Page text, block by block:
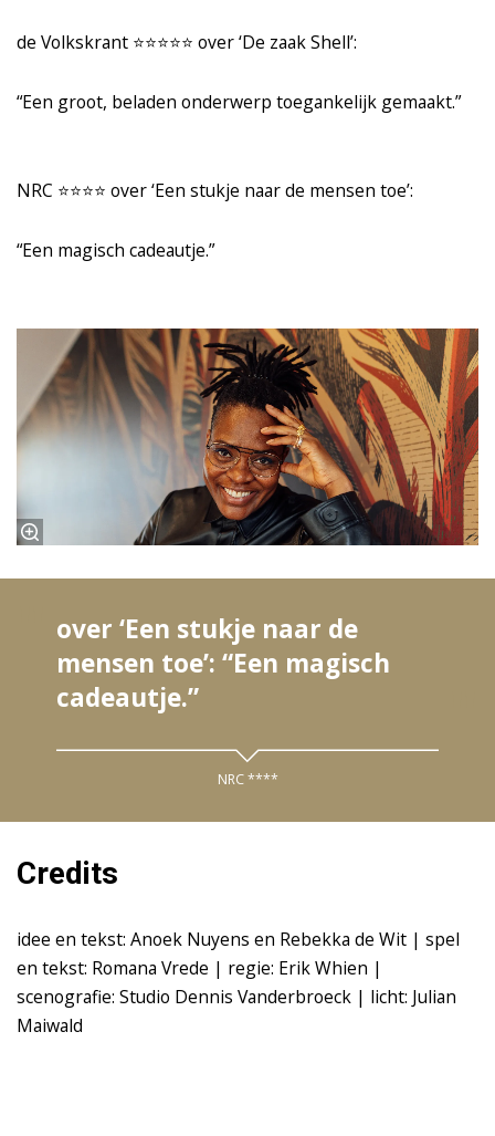
de Volkskrant ⭐️⭐️⭐️⭐️⭐️ over ‘De zaak Shell’:
“Een groot, beladen onderwerp toegankelijk gemaakt.”
NRC ⭐️⭐️⭐️⭐️ over ‘Een stukje naar de mensen toe’:
“Een magisch cadeautje.”
over ‘Een stukje naar de
mensen toe’: “Een magisch
cadeautje.”
NRC ****
Credits
idee en tekst: Anoek Nuyens en Rebekka de Wit | spel
en tekst: Romana Vrede | regie: Erik Whien |
scenografie: Studio Dennis Vanderbroeck | licht: Julian
Maiwald